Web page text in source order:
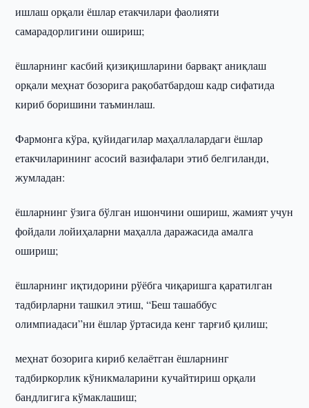
ишлаш орқали ёшлар етакчилари фаолияти
самарадорлигини ошириш;
ёшларнинг касбий қизиқишларини барвақт аниқлаш
орқали меҳнат бозорига рақобатбардош кадр сифатида
кириб боришини таъминлаш.
Фармонга кўра, қуйидагилар маҳаллалардаги ёшлар
етакчиларининг асосий вазифалари этиб белгиланди,
жумладан:
ёшларнинг ўзига бўлган ишончини ошириш, жамият учун
фойдали лойиҳаларни маҳалла даражасида амалга
ошириш;
ёшларнинг иқтидорини рўёбга чиқаришга қаратилган
тадбирларни ташкил этиш, “Беш ташаббус
олимпиадаси”ни ёшлар ўртасида кенг тарғиб қилиш;
меҳнат бозорига кириб келаётган ёшларнинг
тадбиркорлик кўникмаларини кучайтириш орқали
бандлигига кўмаклашиш;